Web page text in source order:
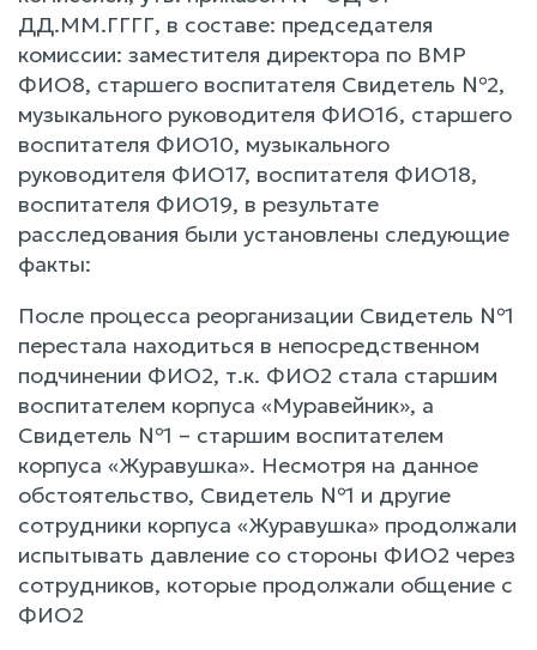
ДД.ММ.ГГГГ, в составе: председателя
комиссии: заместителя директора по ВМР
ФИО8, старшего воспитателя Свидетель №2,
музыкального руководителя ФИО16, старшего
воспитателя ФИО10, музыкального
руководителя ФИО17, воспитателя ФИО18,
воспитателя ФИО19, в результате
расследования были установлены следующие
факты:
После процесса реорганизации Свидетель №1
перестала находиться в непосредственном
подчинении ФИО2, т.к. ФИО2 стала старшим
воспитателем корпуса «Муравейник», а
Свидетель №1 – старшим воспитателем
корпуса «Журавушка». Несмотря на данное
обстоятельство, Свидетель №1 и другие
сотрудники корпуса «Журавушка» продолжали
испытывать давление со стороны ФИО2 через
сотрудников, которые продолжали общение с
ФИО2